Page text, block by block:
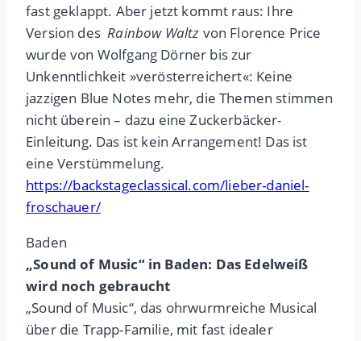
fast geklappt. Aber jetzt kommt raus: Ihre
Version desRainbow Waltz von Florence Price
wurde von Wolfgang Dörner bis zur
Unkenntlichkeit »verösterreichert«: Keine
jazzigen Blue Notes mehr, die Themen stimmen
nicht überein – dazu eine Zuckerbäcker-
Einleitung. Das ist kein Arrangement! Das ist
eine Verstümmelung.
https://backstageclassical.com/lieber-daniel-
froschauer/
Baden
„Sound of Music“ in Baden: Das Edelweiß
wird noch gebraucht
„Sound of Music“, das ohrwurmreiche Musical
über die Trapp-Familie, mit fast idealer